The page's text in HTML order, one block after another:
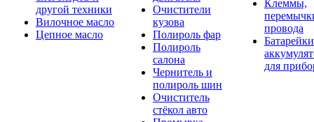
другой техники
Вилочное масло
Цепное масло
Очистители
кузова
Полироль фар
Полироль
салона
Чернитель и
полироль шин
Очиститель
стёкол авто
Клеммы,
провода
для